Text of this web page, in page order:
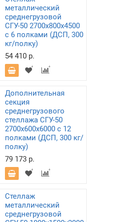
металлический
среднегрузовой
СГУ-50 2700х800х4500
с 6 полками (ДСП, 300
кг/полку)
54 410 р.
Дополнительная
секция
среднегрузового
стеллажа СГУ-50
2700х600х6000 с 12
полками (ДСП, 300 кг/
полку)
79 173 р.
Стеллаж
металлический
среднегрузовой